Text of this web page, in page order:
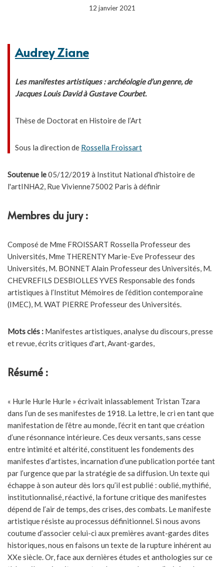
12 janvier 2021
Audrey Ziane
Les manifestes artistiques : archéologie d’un genre, de
Jacques Louis David à Gustave Courbet.
Thèse de Doctorat en Histoire de l’Art
Sous la direction de Rossella Froissart
Soutenue le05/12/2019 à Institut National d'histoire de
l'artINHA2, Rue Vivienne75002 Paris à définir
Membres du jury :
Composé de Mme FROISSART Rossella Professeur des
Universités, Mme THERENTY Marie-Eve Professeur des
Universités, M. BONNET Alain Professeur des Universités, M.
CHEVREFILS DESBIOLLES YVES Responsable des fonds
artistiques à l’Institut Mémoires de l’édition contemporaine
(IMEC), M. WAT PIERRE Professeur des Universités.
Mots clés : Manifestes artistiques, analyse du discours, presse
et revue, écrits critiques d'art, Avant-gardes,
Résumé :
« Hurle Hurle Hurle » écrivait inlassablement Tristan Tzara
dans l’un de ses manifestes de 1918. La lettre, le cri en tant que
manifestation de l’être au monde, l’écrit en tant que création
d’une résonnance intérieure. Ces deux versants, sans cesse
entre intimité et altérité, constituent les fondements des
manifestes d’artistes, incarnation d’une publication portée tant
par l’urgence que par la stratégie de sa diffusion. Un texte qui
échappe à son auteur dès lors qu’il est publié : oublié, mythifié,
institutionnalisé, réactivé, la fortune critique des manifestes
dépend de l’air de temps, des crises, des combats. Le manifeste
artistique résiste au processus définitionnel. Si nous avons
coutume d’associer celui-ci aux premières avant-gardes dites
historiques, nous en faisons un texte de la rupture inhérent au
XXe siècle. Or, face aux dernières études et anthologies sur ce